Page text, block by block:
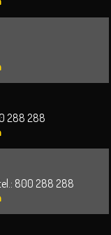
288 288
800 288 288